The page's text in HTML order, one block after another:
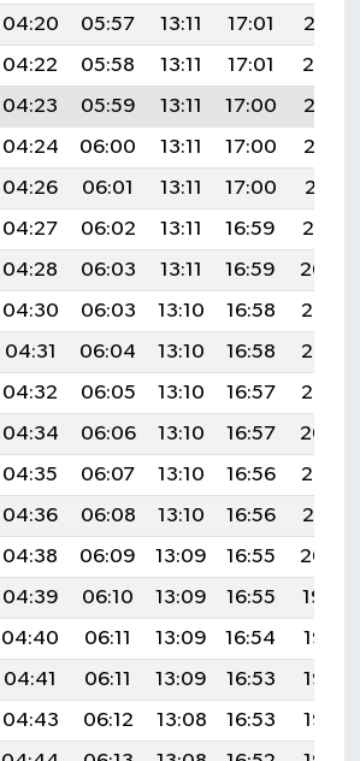
04:20 05:57 13:11 17:01
20:15
04:22 05:58 13:11 17:01
20:14
04:23 05:59 13:11 17:00
20:13
04:24 06:00 13:11 17:00
20:12
04:26 06:01 13:11 17:00
20:11
04:27 06:02 13:11 16:59
20:10
04:28 06:03 13:11 16:59
20:09
04:30 06:03 13:10 16:58
20:08
04:31 06:04 13:10 16:58
20:06
04:32 06:05 13:10 16:57
20:05
04:34 06:06 13:10 16:57
20:04
04:35 06:07 13:10 16:56
20:03
04:36 06:08 13:10 16:56
20:01
04:38 06:09 13:09 16:55
20:00
04:39 06:10 13:09 16:55
19:59
04:40 06:11 13:09 16:54
19:57
04:41 06:11 13:09 16:53
19:56
04:43 06:12 13:08 16:53
19:55